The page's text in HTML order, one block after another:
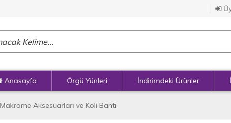
Anasayfa Örgü Yünleri İndirimdeki Ürünler
Makrome Aksesuarları ve Koli Bantı